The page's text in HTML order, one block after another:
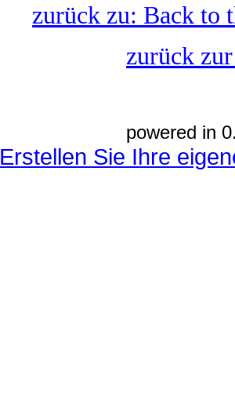
zurück zu: Back to
zurück
powered in
Erstellen Sie Ihre